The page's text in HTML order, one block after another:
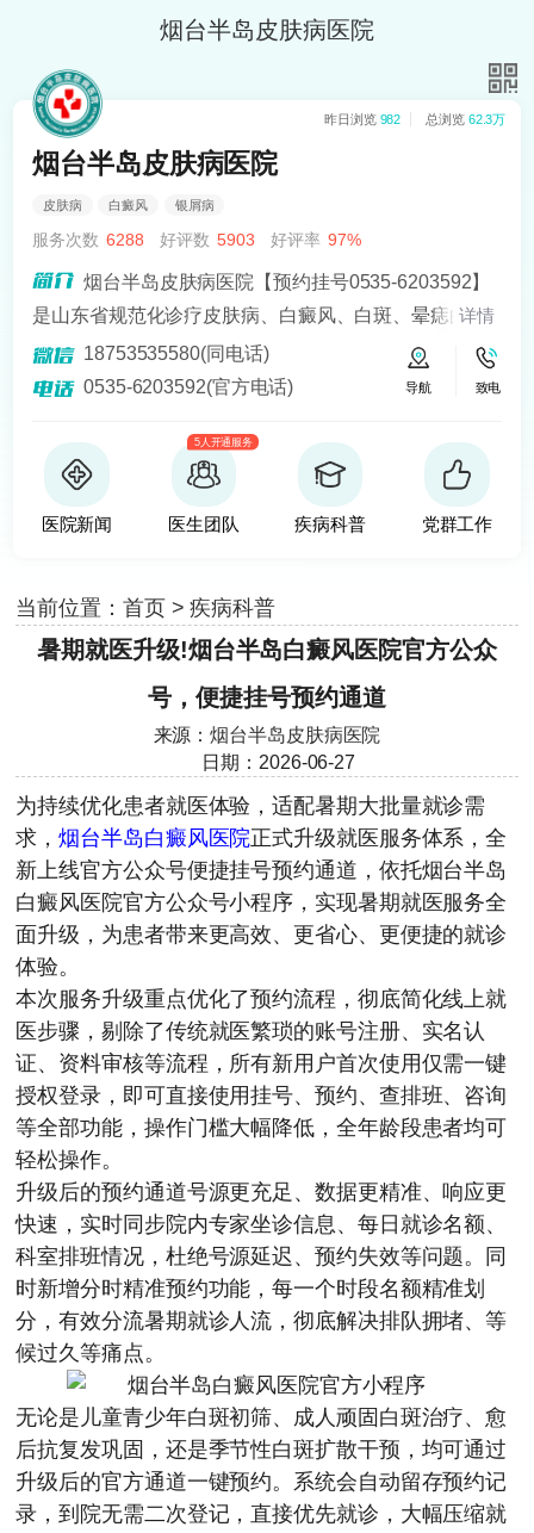
烟台半岛皮肤病医院
昨日浏览 982 总浏览 62.3万
烟台半岛皮肤病医院
皮肤病 白癜风 银屑病
服务次数 6288 好评数 5903 好评率 97%
烟台半岛皮肤病医院【预约挂号0535-6203592】
是山东省规范化诊疗皮肤病、白癜风、白斑、晕痣的医
院。熟悉皮肤病科常见病、多发病、疑难病的诊治，尤
其擅长光化学疗法、窄波紫外线、308准分子激光以及外
移植治疗白癜风，包括自体表皮移植、微小皮片移植、
自体培养黑素细胞移植等。
详情
18753535580(同电话)
0535-6203592(官方电话)
导航 致电
医院新闻
5人开通服务
医生团队 疾病科普 党群工作
当前位置： 首页>疾病科普
暑期就医升级!烟台半岛白癜风医院官方公众
号，便捷挂号预约通道
来源：烟台半岛皮肤病医院
日期：2026-06-27
为持续优化患者就医体验，适配暑期大批量就诊需
求，烟台半岛白癜风医院正式升级就医服务体系，全
新上线官方公众号便捷挂号预约通道，依托烟台半岛
白癜风医院官方公众号小程序，实现暑期就医服务全
面升级，为患者带来更高效、更省心、更便捷的就诊
体验。
本次服务升级重点优化了预约流程，彻底简化线上就
医步骤，剔除了传统就医繁琐的账号注册、实名认
证、资料审核等流程，所有新用户首次使用仅需一键
授权登录，即可直接使用挂号、预约、查排班、咨询
等全部功能，操作门槛大幅降低，全年龄段患者均可
轻松操作。
升级后的预约通道号源更充足、数据更精准、响应更
快速，实时同步院内专家坐诊信息、每日就诊名额、
科室排班情况，杜绝号源延迟、预约失效等问题。同
时新增分时精准预约功能，每一个时段名额精准划
分，有效分流暑期就诊人流，彻底解决排队拥堵、等
候过久等痛点。
无论是儿童青少年白斑初筛、成人顽固白斑治疗、愈
后抗复发巩固，还是季节性白斑扩散干预，均可通过
升级后的官方通道一键预约。系统会自动留存预约记
录，到院无需二次登记，直接优先就诊，大幅压缩就